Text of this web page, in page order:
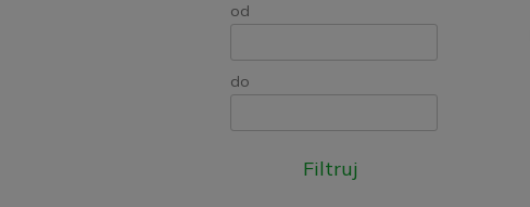
od
do
Filtruj